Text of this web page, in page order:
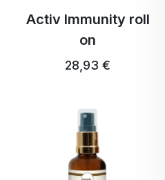
Activ Immunity roll
on
28,93 €